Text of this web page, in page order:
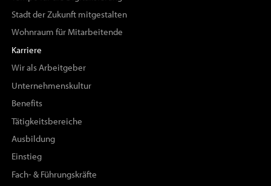
Stadt der Zukunft mitgestalten
Wohnraum für Mitarbeitende
Karriere
Wir als Arbeitgeber
Unternehmenskultur
Benefits
Tätigkeitsbereiche
Ausbildung
Einstieg
Fach- & Führungskräfte